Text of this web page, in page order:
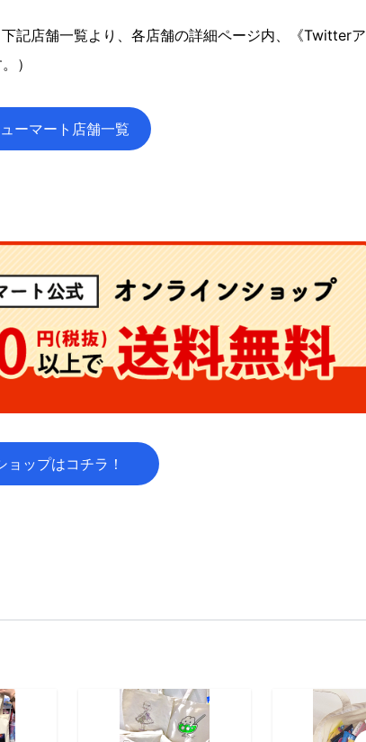
記店舗一覧より、各店舗の詳細ページ内、《Twitterア
）
ーマート店舗一覧
ョップはコチラ！